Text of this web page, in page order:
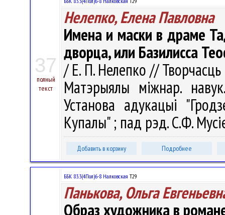
37
полный
текст
Нелепко, Елена Павловна
Имена и маски в драме
дворца, или Базилисса
/ Е. П. Нелепко // Творчасць
Матэрыялы міжнар.
Установа адукацыі
Купалы" ; пад рэд. С.Ф.
Добавить в корзину Подробнее
ББК 83.3(4Пол)6-8 Налковская Т29
Панькова, Ольга
Образ художника в